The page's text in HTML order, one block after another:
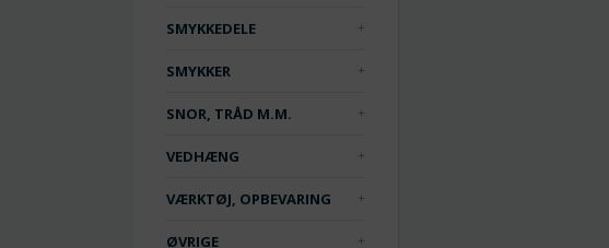
SMYKKEDELE
SMYKKER
SNOR, TRÅD M.M.
VEDHÆNG
VÆRKTØJ, OPBEVARING
ØVRIGE